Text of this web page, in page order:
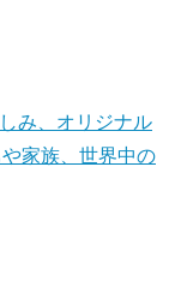
み、オリジナル
家族、世界中の